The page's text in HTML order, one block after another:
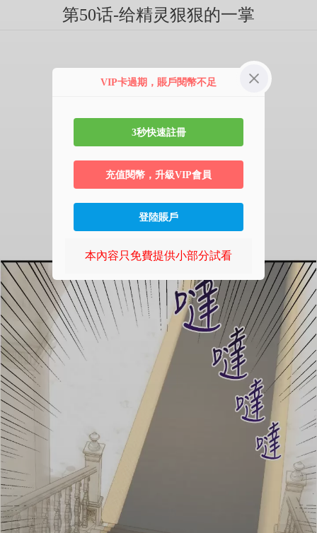
第50话-给精灵狠狠的一掌
VIP卡過期，賬戶閱幣不足
3秒快速註冊
充值閱幣，升級VIP會員
登陸賬戶
本內容只免費提供小部分試看